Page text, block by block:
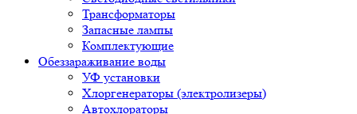
Трансформаторы
Запасные лампы
Комплектующие
Обеззараживание воды
УФ установки
Хлоргенераторы (электролизеры)
Автохлораторы